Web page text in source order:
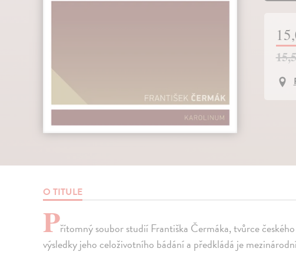
O TITULE
Přítomný soubor studií Františka Čermáka, tvůrce
výsledky jeho celoživotního bádání a předkládá je